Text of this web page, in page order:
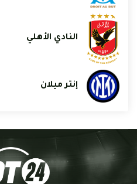
النادي الأهلي
إنتر ميلان